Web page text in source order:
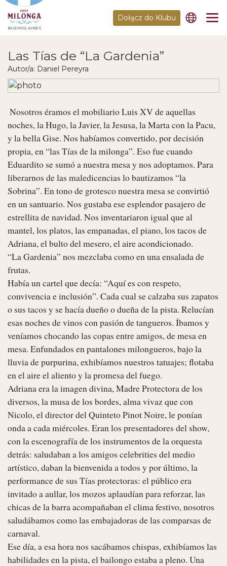
BUENOS AIRES
Dołącz do Klubu
Las Tías de “La Gardenia”
Autor/a: Daniel Pereyra
noches, la Hugo, la Javier, la Jesusa, la Marta con la Pacu,
y la bella Gise. Nos habíamos convertido, por decisión
propia, en “las Tías de la milonga”. Eso fue cuando
Eduardito se sumó a nuestra mesa y nos adoptamos. Para
liberarnos de las maledicencias lo bautizamos “la
Sobrina”. En tono de grotesco nuestra mesa se convirtió
en un santuario. Nos gustaba ese esplendor pasajero de
estrellita de navidad. Nos inventariaron igual que al
mantel, los platos, las empanadas, el piano, los tacos de
Adriana, el bulto del mesero, el aire acondicionado.
“La Gardenia” nos mezclaba como en una ensalada de
frutas.
Había un cartel que decía: “Aquí es con respeto,
convivencia e inclusión”. Cada cual se calzaba sus zapatos
o sus tacos y se hacía dueño o dueña de la pista. Relucían
esas noches de vinos con pasión de tangueros. Íbamos y
veníamos chocando las copas entre amigos, de mesa en
mesa. Enfundados en pantalones milongueros, bajo la
lluvia de purpurina, exhibíamos nuestros tatuajes; flotaba
en el aire el aliento y la promesa del fuego.
Adriana era la imagen divina, Madre Protectora de los
diversos, la musa de los bordes, alma vivaz que con
Nicolo, el director del Quinteto Pinot Noire, le ponían
onda a cada miércoles. Eran los presentadores del show,
con la escenografía de los instrumentos de la orquesta
detrás: saludaban a los amigos celebrities del medio
artístico, daban la bienvenida a todos y por último, la
performance de sus Tías protectoras: el público era
invitado a aullar, los mozos aplaudían para reforzar, las
chicas de la barra acompañaban el clima festivo, nosotros
saludábamos como las embajadoras de las comparsas de
carnaval.
Ese día, a esa hora nos sacábamos chispas, exhibíamos las
habilidades en la pista, el bailongo estaba a pleno. Una